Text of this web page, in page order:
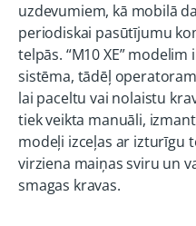
uzdevumiem, kā mobilā
periodiskai pasūtījumu
telpās. “M10 XE”
sistēma, tādēļ
lai paceltu vai nolaistu
tiek veikta manuāli,
modeļi izceļas ar izturīgu
virziena maiņas sviru un
smagas kravas.